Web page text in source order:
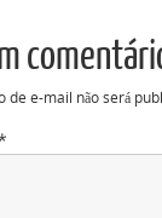
de e-mail não será